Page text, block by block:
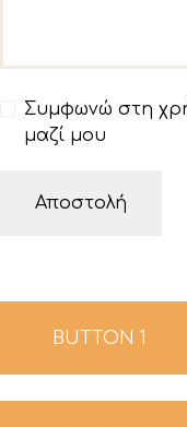
Συμφωνώ στη
μαζί μου
BUTTON 1